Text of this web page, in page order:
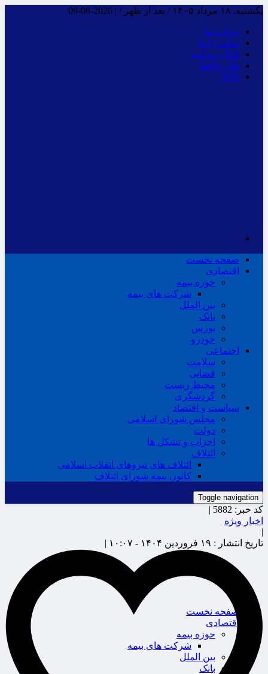
یکشنبه, ۱۸ مرداد ۱۴۰۵ / بعد از ظهر / |
2026-08-09
درباره ما
تماس با ما
فـال روزانـه
فال حافظ
RSS
صفحه نخست
اقتصادی
حوزه بیمه
شرکت های بیمه
بین الملل
بانک
بورس
خودرو
اجتماعی
سلامت
قضایی
محیط زیست
گردشگری
سیاست و اقتصاد
مجلس شورای اسلامی
دولت
احزاب و تشکل ها
ائتلاف
ائتلاف های نیروهای انقلاب اسلامی
کانون بیمه شورای ائتلاف
Toggle navigation
صفحه نخست
اقتصادی
حوزه بیمه
شرکت های بیمه
بین الملل
بانک
کد خبر: 5882 |
اخبار ویژه
|
تاریخ انتشار : ۱۹ فروردین ۱۴۰۴ - ۱۰:۰۷ |